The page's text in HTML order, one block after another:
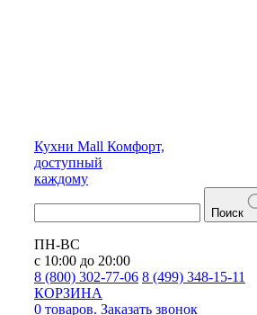
Кухни Mall Комфорт,
доступный
каждому
Поиск
ПН-ВС
с 10:00 до 20:00
8 (800) 302-77-06 8 (499) 348-15-11
КОРЗИНА
0 товаров. Заказать звонок